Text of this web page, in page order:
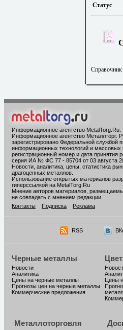
Статус
Информационное агентство MetalTorg.Ru
Информационное агентство Металлторг.
зарегистрировано Федеральной службой
информационных технологий и массовых
регистрационный номер и дата принятия
серия ИА № ФС 77 - 85704 от 03 августа
Новости, аналитика, цены, статистика
драгоценных металлов.
Использование открытых материалов
гиперссылкой на MetalTorg.Ru
Мнение авторов материалов,
не совпадать с мнением редакции.
Контакты
Подписка Реклама
RSS
Черные металлы
Новости
Аналитика
Цены на черные металлы
Прогнозы цен на черные металлы
Коммерческие предложения
Цены
Металлоторговля